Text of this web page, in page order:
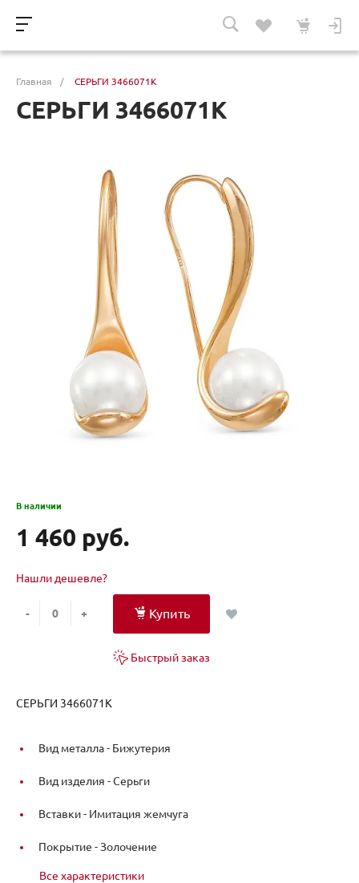
Главная / СЕРЬГИ 3466071К
СЕРЬГИ 3466071К
В наличии
1 460 руб.
Нашли дешевле?
- + Купить
Быстрый заказ
СЕРЬГИ 3466071К
Вид металла - Бижутерия
Вид изделия -Серьги
Вставки - Имитация жемчуга
Покрытие -Золочение
Все характеристики